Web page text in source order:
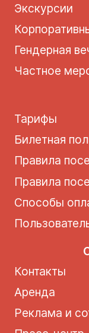
Экскурсии
Гендерная
Частное
Тарифы
Билетная
Правила
Правила
Способы
Контакты
Аренда
Реклама и